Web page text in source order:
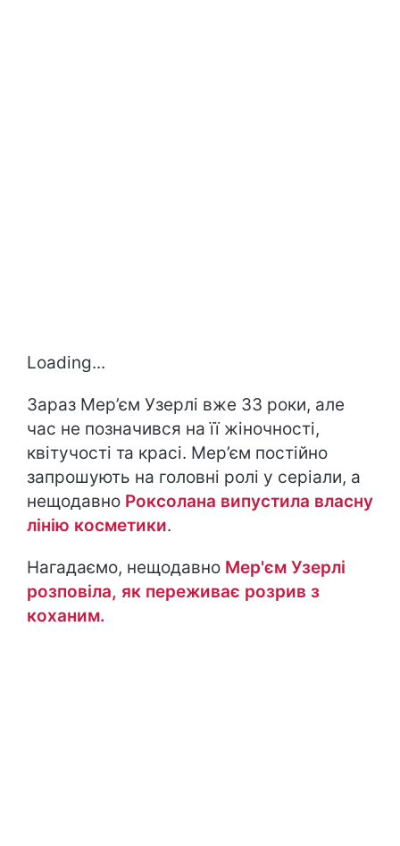
Loading...
Зараз Мер’єм Узерлі вже 33 роки, але
час не позначився на її жіночності,
квітучості та красі. Мер’єм постійно
запрошують на головні ролі у серіали, а
нещодавно Роксолана випустила власну
лінію косметики.
Нагадаємо, нещодавно Мер'єм Узерлі
розповіла, як переживає розрив з
коханим.